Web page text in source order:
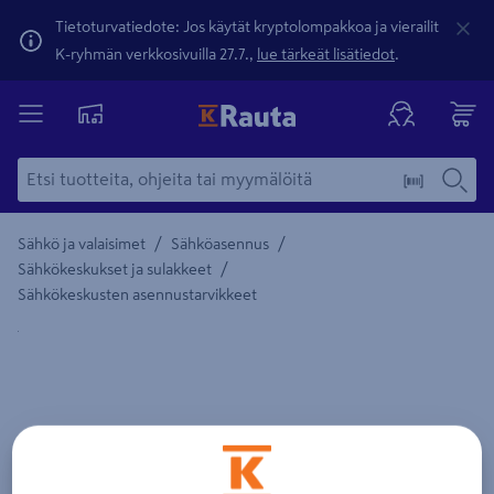
Tietoturvatiedote: Jos käytät kryptolompakkoa ja vierailit
K-ryhmän verkkosivuilla 27.7., lue tärkeät lisätiedot.
Sähkö ja valaisimet / Sähköasennus /
Sähkökeskukset ja sulakkeet /
Sähkökeskusten asennustarvikkeet
Yksityiskohtainen kuvaus löytyy Tuotteen kuvaus -